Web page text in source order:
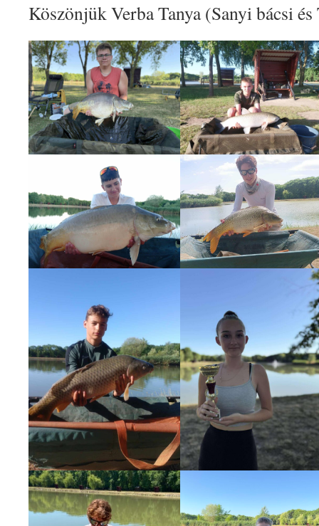
Köszönjük Verba Tanya (Sanyi bácsi